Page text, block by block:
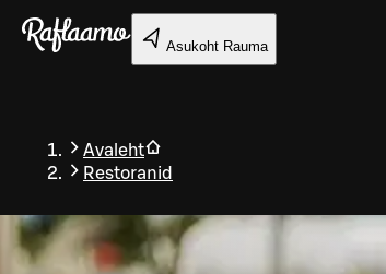
Liigu peamise sisu juurde
Asukoht Rauma
Avaleht
Restoranid